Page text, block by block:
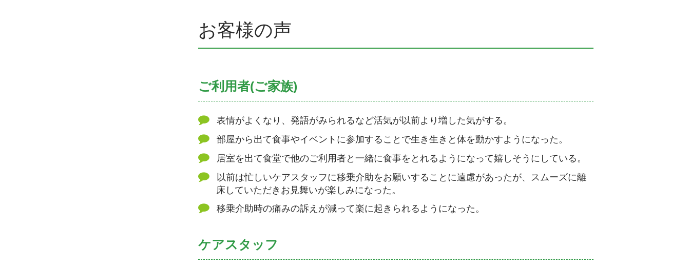
お客様の声
ご利用者(ご家族)
表情がよくなり、発語がみられるなど活気が以前より増した気がする。
部屋から出て食事やイベントに参加することで生き生きと体を動かすようになった。
居室を出て食堂で他のご利用者と一緒に食事をとれるようになって嬉しそうにしている。
以前は忙しいケアスタッフに移乗介助をお願いすることに遠慮があったが、スムーズに離
床していただきお見舞いが楽しみになった。
移乗介助時の痛みの訴えが減って楽に起きられるようになった。
ケアスタッフ